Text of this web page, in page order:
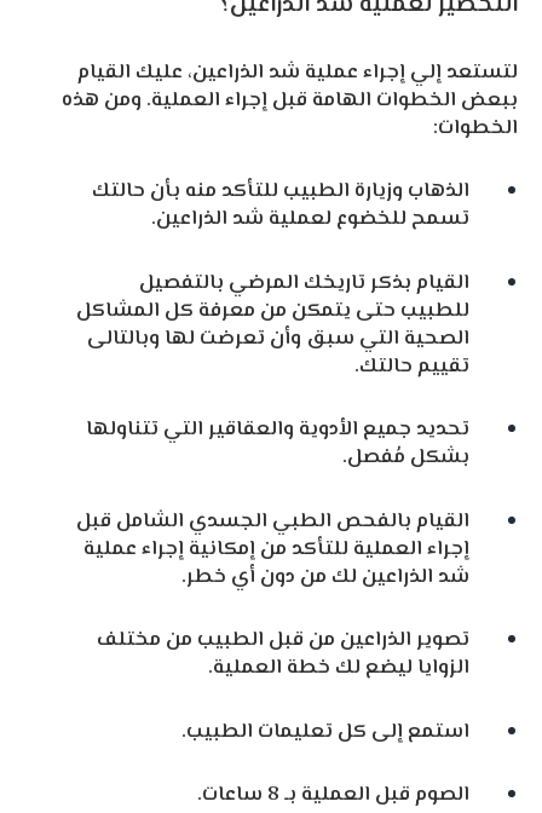
لتستعد إلي إجراء عملية شد الذراعين، عليك القيام
ببعض الخطوات الهامة قبل إجراء العملية. ومن هذه
الخطوات:
الذهاب وزيارة الطبيب للتأكد منه بأن حالتك
تسمح للخضوع لعملية شد الذراعين.
القيام بذكر تاريخك المرضي بالتفصيل
للطبيب حتى يتمكن من معرفة كل المشاكل
الصحية التي سبق وأن تعرضت لها وبالتالى
تقييم حالتك.
تحديد جميع الأدوية والعقاقير التي تتناولها
بشكل مُفصل.
القيام بالفحص الطبي الجسدي الشامل قبل
إجراء العملية للتأكد من إمكانية إجراء عملية
شد الذراعين لك من دون أي خطر.
تصوير الذراعين من قبل الطبيب من مختلف
الزوايا ليضع لك خطة العملية.
استمع إلى كل تعليمات الطبيب.
الصوم قبل العملية بـ 8 ساعات.